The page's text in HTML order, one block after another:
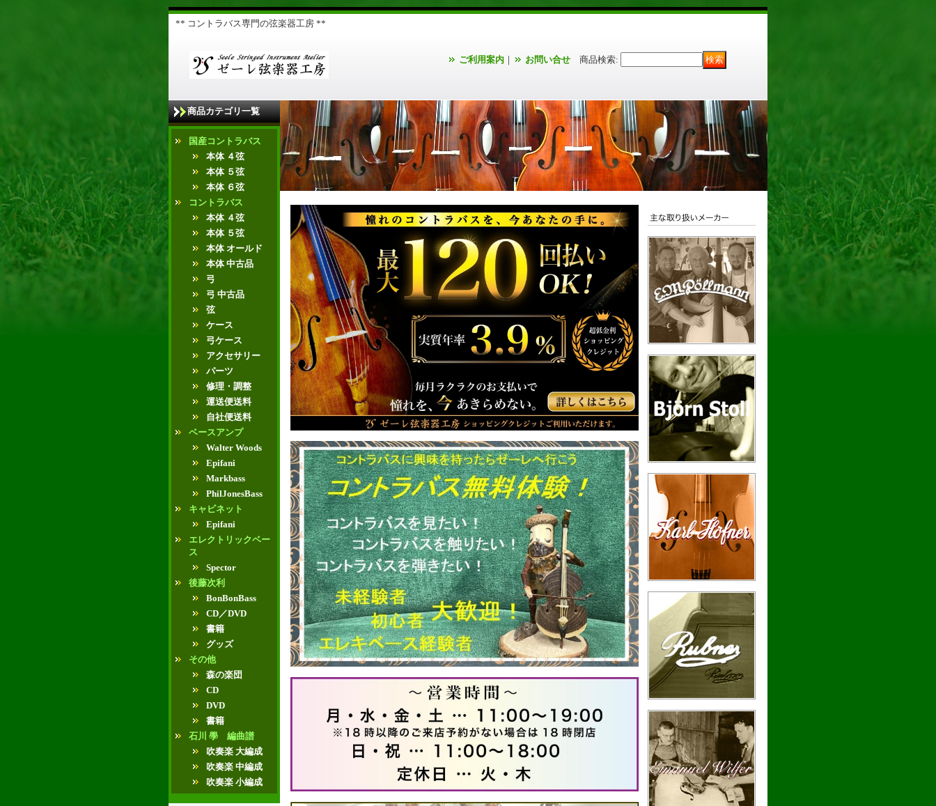
** コントラバス専門の弦楽器工房 **
ご利用案内 ｜ お問い合せ 商品検索:
商品カテゴリ一覧
国産コントラバス
本体 ４弦
本体 ５弦
本体 ６弦
コントラバス
本体 ４弦
本体 ５弦
本体 オールド
本体 中古品
弓
弓 中古品
弦
ケース
弓ケース
アクセサリー
パーツ
修理・調整
運送便送料
自社便送料
ベースアンプ
Walter Woods
Epifani
Markbass
PhilJonesBass
キャビネット
Epifani
エレクトリックベー
ス
Spector
後藤次利
BonBonBass
CD／DVD
書籍
グッズ
その他
森の楽団
CD
DVD
書籍
石川 學 編曲譜
吹奏楽 大編成
吹奏楽 中編成
吹奏楽 小編成